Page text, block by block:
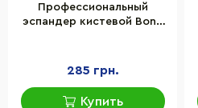
Профессиональный
эспандер кистевой Bone
285 грн.
Купить